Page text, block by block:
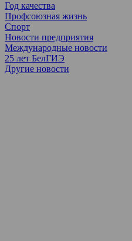
Год качества
Профсоюзная жизнь
Спорт
Новости предприятия
Международные новости
25 лет БелГИЭ
Другие новости